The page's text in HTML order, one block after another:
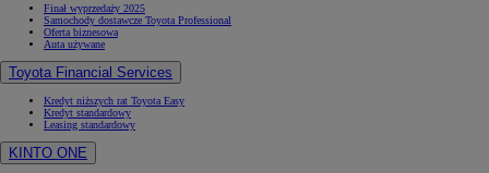
Finał wyprzedaży 2025
Samochody dostawcze Toyota Professional
Oferta biznesowa
Auta używane
Toyota Financial Services
Kredyt niższych rat Toyota Easy
Kredyt standardowy
Leasing standardowy
KINTO ONE